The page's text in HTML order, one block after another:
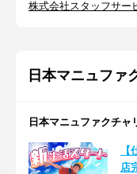
株式会社スタッフサー
日本マニュファ
日本マニュファクチ
店